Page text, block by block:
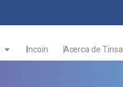
Incoin Acerca de Tinsa